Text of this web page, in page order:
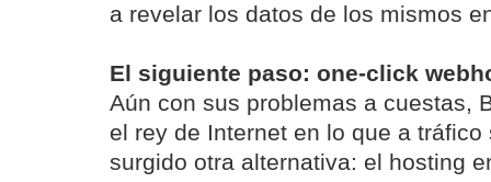
a revelar los datos de los mismos
El siguiente paso: one-click
Aún con sus problemas a cuestas,
el rey de Internet en lo que a
surgido otra alternativa: el hosting